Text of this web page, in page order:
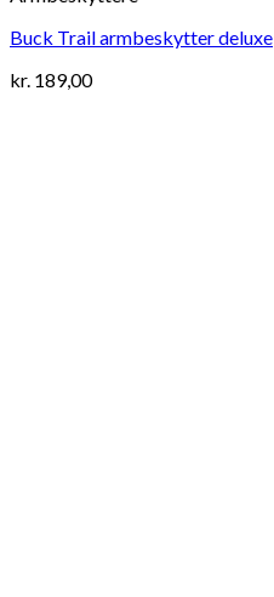
Buck Trail armbeskytter deluxe
kr. 189,00